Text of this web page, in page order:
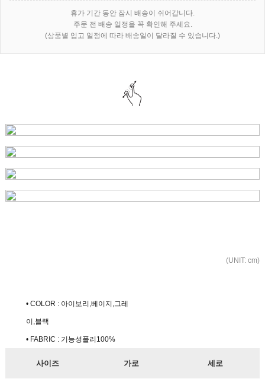
휴가 기간 동안 잠시 배송이 쉬어갑니다.
주문 전 배송 일정을 꼭 확인해 주세요.
(상품별 입고 일정에 따라 배송일이 달라질 수 있습니다.)